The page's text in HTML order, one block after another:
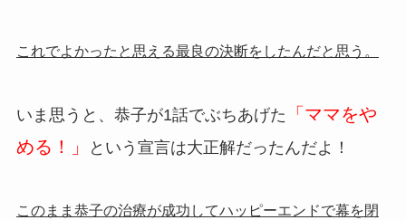
これでよかったと思える最良の決断をしたんだと思う。
いま思うと、恭子が1話でぶちあげた
「ママをや
める！」
という宣言は大正解だったんだよ！
このまま恭子の治療が成功してハッピーエンドで幕を閉